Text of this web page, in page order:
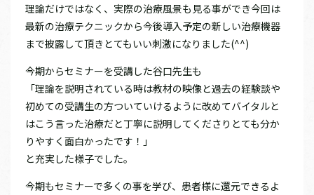
理論だけではなく、実際の治療風景も見る事ができ今回は
最新の治療テクニックから今後導入予定の新しい治療機器
まで披露して頂きとてもいい刺激になりました(^^)
今期からセミナーを受講した谷口先生も
「理論を説明されている時は教材の映像と過去の経験談や
初めての受講生の方ついていけるように改めてバイタルと
はこう言った治療だと丁寧に説明してくださりとても分か
りやすく面白かったです！」
と充実した様子でした。
今期もセミナーで多くの事を学び、患者様に還元できるよ